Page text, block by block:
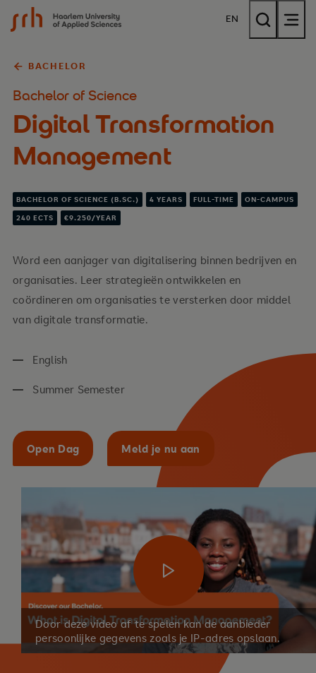
{$name} EN
BACHELOR
Bachelor of Science
Digital Transformation
Management
BACHELOR OF SCIENCE (B.SC.) 4 YEARS FULL-TIME
ON-CAMPUS
240 ECTS
€9.250/YEAR
Word een aanjager van digitalisering binnen bedrijven en
organisaties. Leer strategieën ontwikkelen en
coördineren om organisaties te versterken door middel
van digitale transformatie.
English
Summer Semester
Open Dag Meld je nu aan
Door deze video af te spelen kan de aanbieder
persoonlijke gegevens zoals je IP‑adres opslaan.